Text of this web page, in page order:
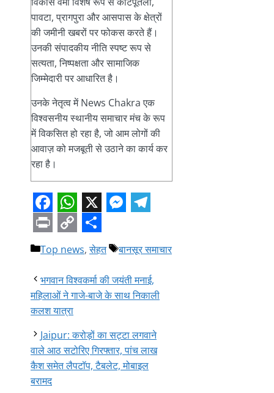
पावटा, प्रागपुरा और आसपास के क्षेत्रों
की जमीनी खबरों पर फोकस करते हैं।
उनकी संपादकीय नीति स्पष्ट रूप से
सत्यता, निष्पक्षता और सामाजिक
जिम्मेदारी पर आधारित है।
उनके नेतृत्व में News Chakra एक
विश्वसनीय स्थानीय समाचार मंच के रूप
में विकसित हो रहा है, जो आम लोगों की
आवाज़ को मजबूती से उठाने का कार्य कर
रहा है।
Facebook
WhatsApp
X
PrintCopy
Link
Share
Categories
Top news,सेहत Tags
बानसूर समाचार
भगवान विश्वकर्मा की जयंती मनाई,
महिलाओं ने गाजे-बाजे के साथ निकाली
कलश यात्रा
Jaipur: करोड़ों का सट्टा लगवाने
वाले आठ सटोरिए गिरफ्तार, पांच लाख
कैश समेत लैपटॉप, टैबलेट, मोबाइल
बरामद